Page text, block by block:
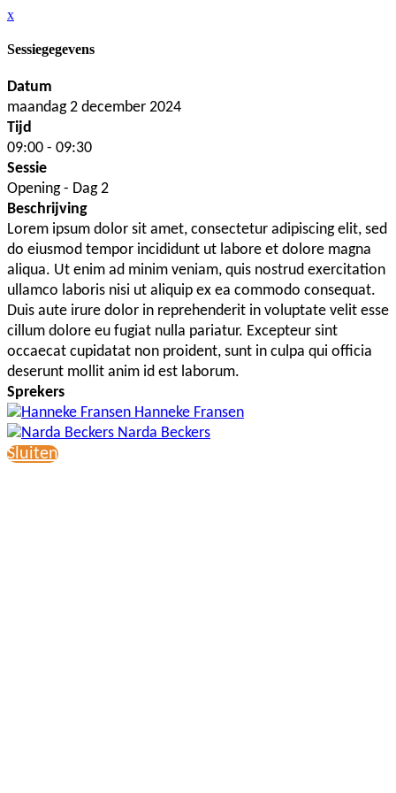
x
Sessiegegevens
Datum
maandag 2 december 2024
Tijd
09:00 - 09:30
Sessie
Opening - Dag 2
Beschrijving
Lorem ipsum dolor sit amet, consectetur adipiscing elit, sed
do eiusmod tempor incididunt ut labore et dolore magna
aliqua. Ut enim ad minim veniam, quis nostrud exercitation
ullamco laboris nisi ut aliquip ex ea commodo consequat.
Duis aute irure dolor in reprehenderit in voluptate velit esse
cillum dolore eu fugiat nulla pariatur. Excepteur sint
occaecat cupidatat non proident, sunt in culpa qui officia
deserunt mollit anim id est laborum.
Sprekers
Hanneke Fransen
Narda Beckers
Sluiten